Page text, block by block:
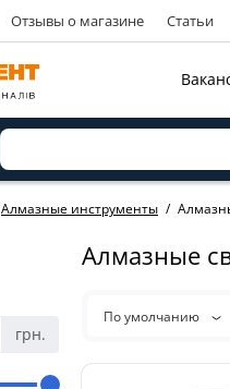
Отзывы о магазине Статьи
Алмазные инструменты
грн.
Алмазные
По умолчанию